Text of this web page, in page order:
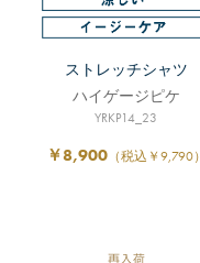
ストレッチシャツ
ハイゲージピケ
YRKP14_23
￥8,900（税込￥9,790）